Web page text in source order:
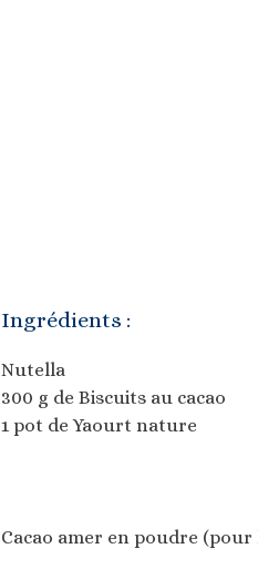
Ingrédients :
Nutella
300 g de Biscuits au cacao
1 pot de Yaourt nature
Cacao amer en poudre